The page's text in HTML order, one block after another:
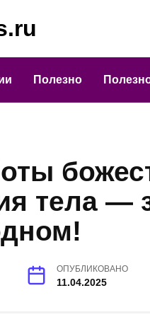
Полезно
тела —
ОПУБЛИКОВАНО
11.04.2025